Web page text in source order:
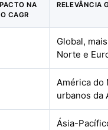
NA
CAGR
RELEVÂNCIA
Global,
Norte e
América do
urbanos da
Ásia-